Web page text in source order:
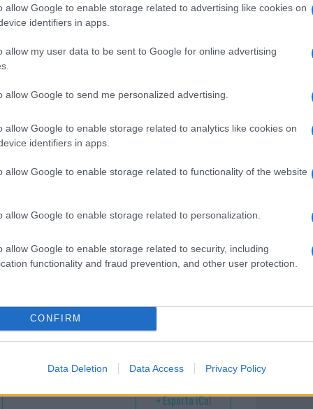
allow Google to enable storage related to advertising like cookies on
identifiers in apps.
allow my user data to be sent to Google for online advertising
allow Google to send me personalized advertising.
allow Google to enable storage related to analytics like cookies on
identifiers in apps.
allow Google to enable storage related to functionality of the website
allow Google to enable storage related to personalization.
allow Google to enable storage related to security, including
functionality and fraud prevention, and other user protection.
CONFIRM
Data Deletion Data Access Privacy Policy
nazionali?
mesecliccandoqui
nella sezione
+ Esporta iCal